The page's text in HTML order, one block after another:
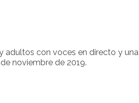
adultos con voces en directo y una
noviembre de 2019.